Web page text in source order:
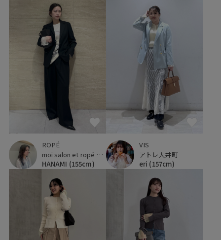
ROPÉ
moi salon et ropé 大阪高島屋
HANAMI (155cm)
VIS
アトレ大井町
eri (157cm)